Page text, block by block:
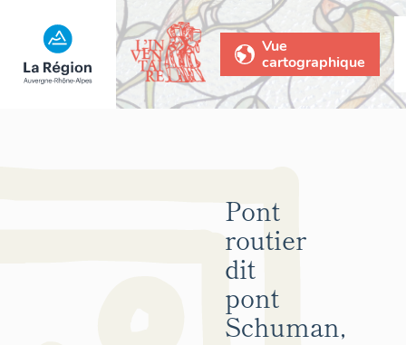
Vue
cartographique
Pont
routier
dit
pont
Schuman,